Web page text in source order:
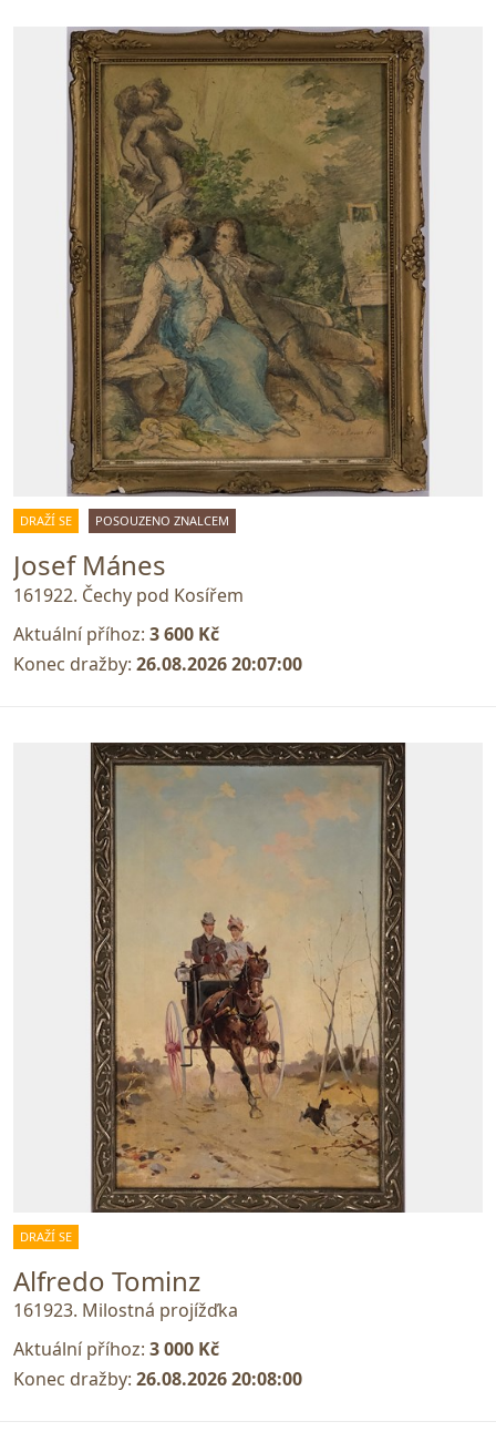
DRAŽÍ SE POSOUZENO ZNALCEM
Josef Mánes
161922. Čechy pod Kosířem
Aktuální příhoz: 3 600 Kč
Konec dražby: 26.08.2026 20:07:00
DRAŽÍ SE
Alfredo Tominz
161923. Milostná projížďka
Aktuální příhoz: 3 000 Kč
Konec dražby: 26.08.2026 20:08:00